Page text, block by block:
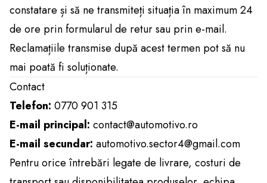
constatare și să ne transmiteți situația în maximum 24
de ore prin formularul de retur sau prin e-mail.
Reclamațiile transmise după acest termen pot să nu
mai poată fi soluționate.
Contact
Telefon: 0770 901 315
E-mail principal: contact@automotivo.ro
E-mail secundar: automotivo.sector4@gmail.com
Pentru orice întrebări legate de livrare, costuri de